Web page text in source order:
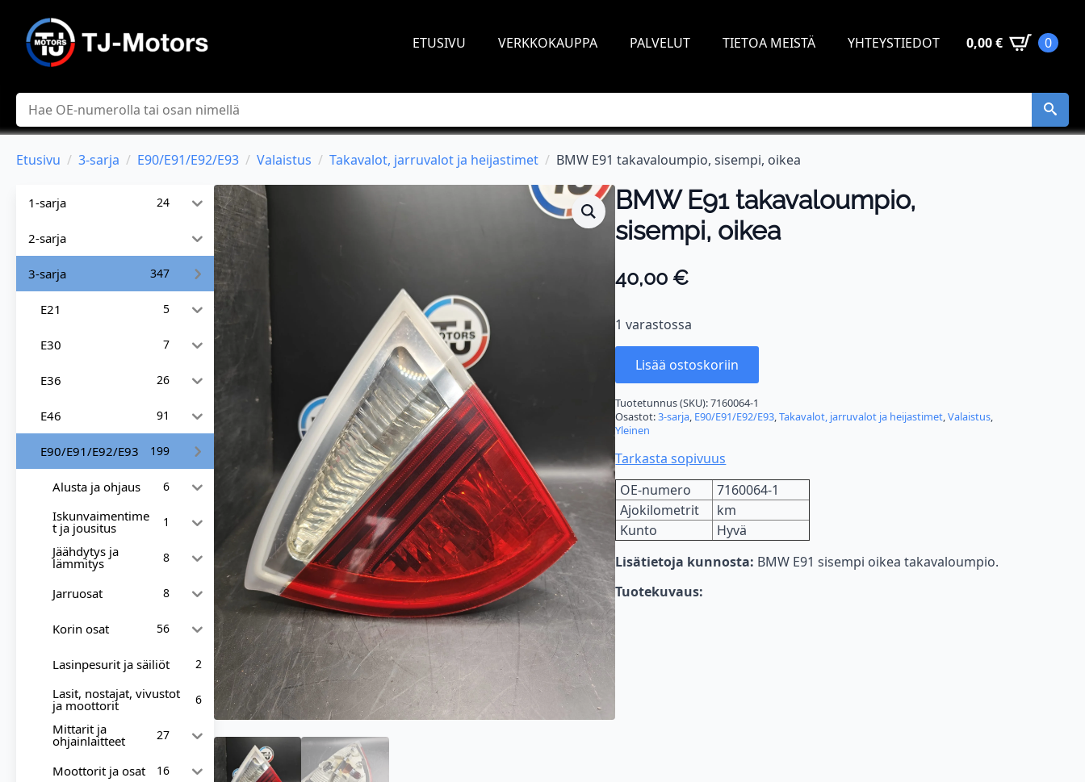
ETUSIVU VERKKOKAUPPA PALVELUT TIETOA MEISTÄ YHTEYSTIEDOT 0,00€ 0
Hae
Etusivu 3-sarja E90/E91/E92/E93 Valaistus Takavalot, jarruvalot ja heijastimet BMW E91 takavaloumpio, sisempi, oikea
1-sarja 24
2-sarja
3-sarja 347
E21 5
E30 7
E36 26
E46 91
E90/E91/E92/E93 199
Alusta ja ohjaus 6
Iskunvaimentime
t ja jousitus 1
Jäähdytys ja
lämmitys 8
Jarruosat 8
Korin osat 56
Lasinpesurit ja säiliöt 2
Lasit, nostajat, vivustot
ja moottorit 6
Mittarit ja
ohjainlaitteet 27
Moottorit ja osat 16
BMW E91 takavaloumpio,
sisempi, oikea
40,00€
1 varastossa
Lisää ostoskoriin
Tuotetunnus (SKU):7160064-1
Osastot:3-sarja, E90/E91/E92/E93,Takavalot, jarruvalot ja heijastimet,Valaistus,
Yleinen
Tarkasta sopivuus
OE-numero
7160064-1
Ajokilometrit
km
Kunto
Hyvä
Lisätietoja kunnosta: BMW E91 sisempi oikea takavaloumpio.
Tuotekuvaus: